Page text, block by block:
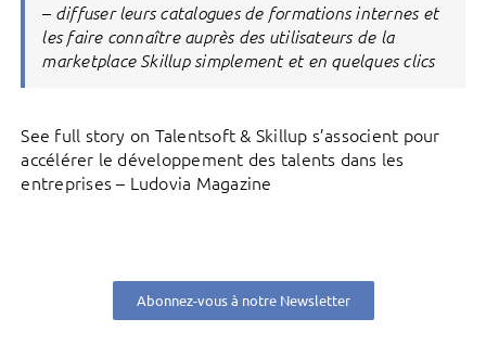
– diffuser leurs catalogues de formations internes et
les faire connaître auprès des utilisateurs de la
marketplace Skillup simplement et en quelques clics
See full story on Talentsoft & Skillup s’associent pour
accélérer le développement des talents dans les
entreprises – Ludovia Magazine
Abonnez-vous à notre Newsletter